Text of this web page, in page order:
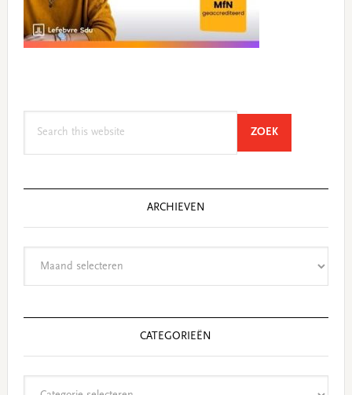
ZOEKSEARCH
ARCHIEVEN
CATEGORIEËN